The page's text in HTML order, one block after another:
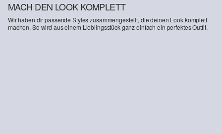
MACH DEN LOOK KOMPLETT
Wir haben dir passende Styles zusammengestellt, die deinen Look komplett
machen. So wird aus einem Lieblingsstück ganz einfach ein perfektes Outfit.